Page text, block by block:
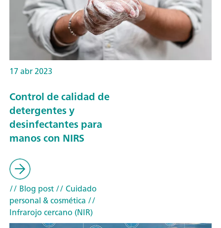
17 abr 2023
Control de calidad de
detergentes y
desinfectantes para
manos con NIRS
// Blog post// Cuidado
personal & cosmética //
Infrarojo cercano (NIR)